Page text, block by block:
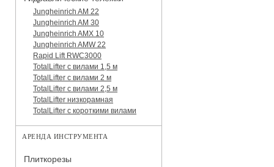
Jungheinrich AM 22
Jungheinrich AM 30
Jungheinrich AMX 10
Jungheinrich AMW 22
Rapid Lift RWC3000
TotalLifter с вилами 1,5 м
TotalLifter с вилами 2 м
TotalLifter с вилами 2,5 м
TotalLifter низкорамная
TotalLifter с короткими вилами
АРЕНДА ИНСТРУМЕНТА
Плиткорезы